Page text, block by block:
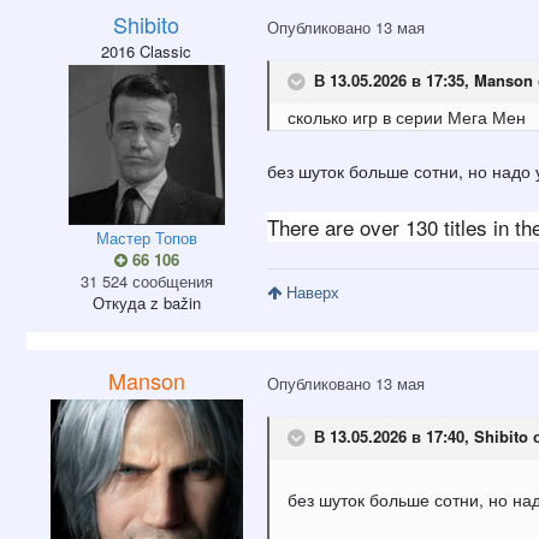
Shibito
2016 Classic
Мастер Топов
66 106
31 524 сообщения
Откудаz bažin
Опубликовано 13 мая
В 13.05.2026 в 17:35, Manson
сколькоигр всерии Мега Мен
без шуток больше сотни, но надо
There are over 130 titles in
Наверх
Manson Опубликовано 13 мая
В 13.05.2026 в 17:40, Shibito
без шуток больше сотни, но